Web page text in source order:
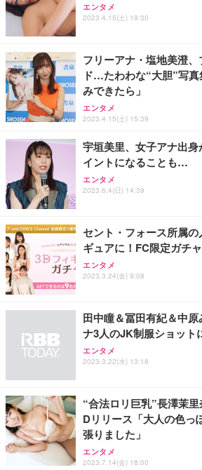
エンタメ
2023.4.15(土) 19:30
フリーアナ・塩地美澄
ド…たわわな“大胆”写
みできたら」
エンタメ
2023.4.15(土) 15:39
宇垣美里、女子アナ出
イントになることも…
エンタメ
2023.6.4(日) 14:39
セント・フォース所属
ギュアに！FC限定ガチ
エンタメ
2023.3.24(金) 9:08
田中瞳＆冨田有紀＆中
ナ3人のJK制服ショット
エンタメ
2023.3.22(水) 13:18
“合法ロリ巨乳”長澤茉
Dリリース「大人の色っ
張りました」
エンタメ
2023.7.14(金) 18:00